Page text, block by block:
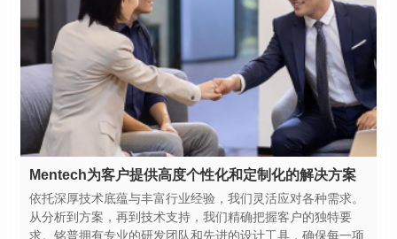
Mentech为客户提供高度个性化和定制化的解决方案